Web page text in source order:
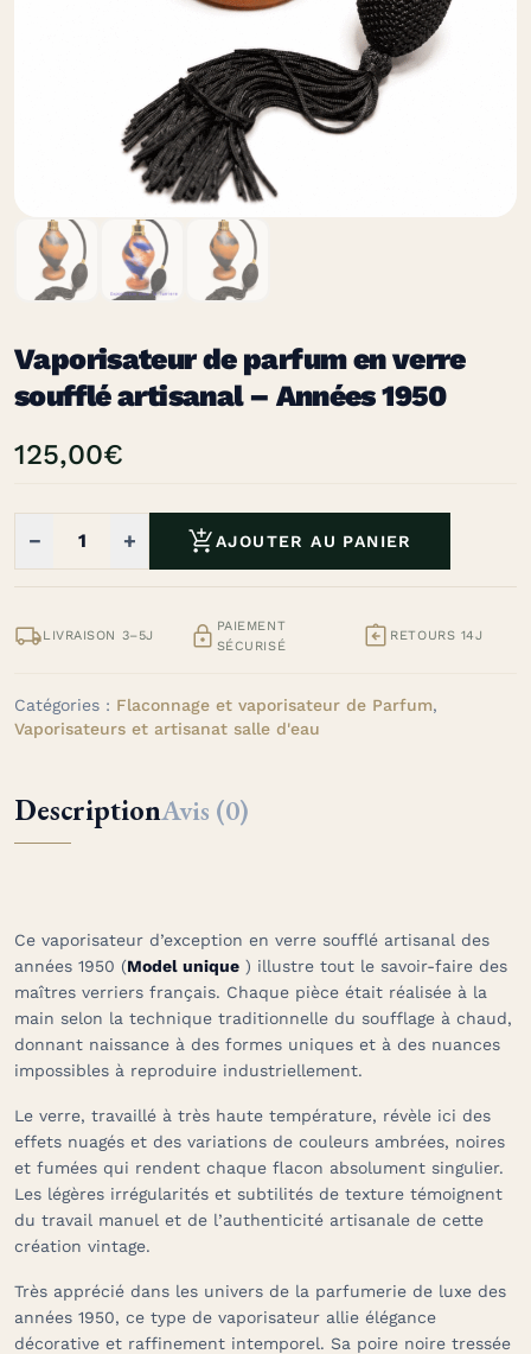
Vaporisateur de parfum en verre
soufflé artisanal – Années 1950
125,00€
− + AJOUTER AU PANIER
LIVRAISON 3–5J  PAIEMENT
SÉCURISÉ
 RETOURS 14J
Catégories : Flaconnage et vaporisateur de Parfum,
Vaporisateurs et artisanat salle d'eau
DescriptionAvis (0)
Ce vaporisateur d’exception en verre soufflé artisanal des
années 1950 (Model unique ) illustre tout le savoir-faire des
maîtres verriers français. Chaque pièce était réalisée à la
main selon la technique traditionnelle du soufflage à chaud,
donnant naissance à des formes uniques et à des nuances
impossibles à reproduire industriellement.
Le verre, travaillé à très haute température, révèle ici des
effets nuagés et des variations de couleurs ambrées, noires
et fumées qui rendent chaque flacon absolument singulier.
Les légères irrégularités et subtilités de texture témoignent
du travail manuel et de l’authenticité artisanale de cette
création vintage.
Très apprécié dans les univers de la parfumerie de luxe des
années 1950, ce type de vaporisateur allie élégance
décorative et raffinement intemporel. Sa poire noire tressée